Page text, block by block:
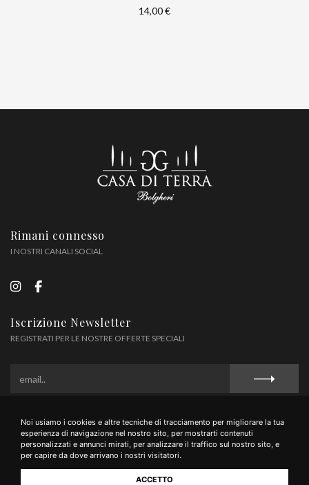
Noi usiamo i cookies e altre tecniche di tracciamento per migliorare la tua
esperienza di navigazione nel nostro sito, per mostrarti contenuti
personalizzati e annunci mirati, per analizzare il traffico sul nostro sito, e
per capire da dove arrivano i nostri visitatori.
ACCETTO
14,00 €
Rimani connesso
I NOSTRI CANALI SOCIAL
Iscrizione Newsletter
REGISTRATI PER LE NOSTRE OFFERTE SPECIALI
Privacy Policy Cookie Policy Termini e Condizioni
Fattoria Casa di Terra S.S di Frollani Giuliano e Gessica - Loc Le Ferruggini